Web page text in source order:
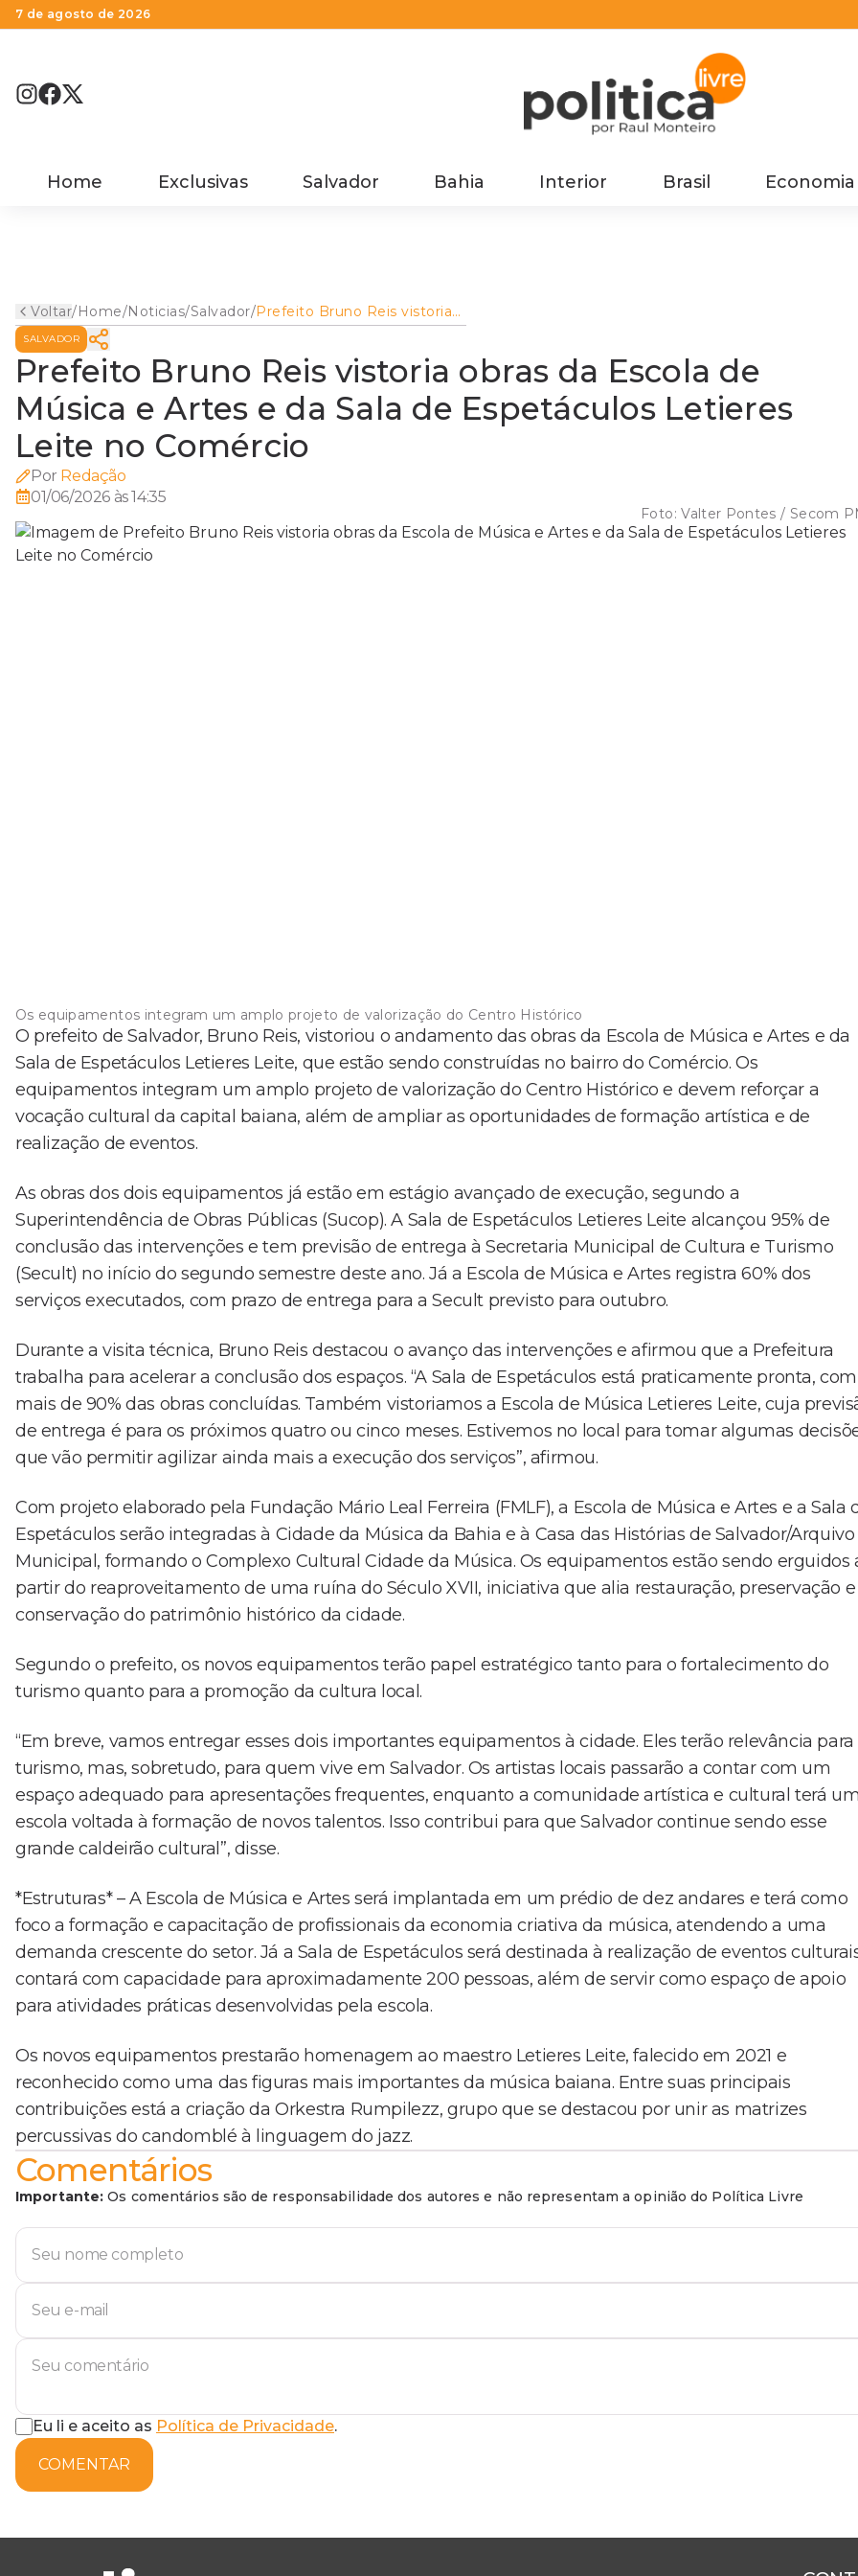
7 de agosto de 2026
Home Exclusivas Salvador Bahia Interior Brasil Economia
Voltar/Home/Noticias/Salvador/Prefeito Bruno Reis vistoria
obras da Escola de Música e
Espetáculos Letieres Leite
no Comércio
SALVADOR
Prefeito Bruno Reis vistoria obras da Escola de
Música e Artes e da Sala de Espetáculos Letieres
Leite no Comércio
Por Redação
01/06/2026 às 14:35
Foto:Valter Pontes / Secom
Os equipamentos integram um amplo projeto de valorização do Centro Histórico
O prefeito de Salvador, Bruno Reis, vistoriou o andamento das obras da Escola de Música e Artes e da
Sala de Espetáculos Letieres Leite, que estão sendo construídas no bairro do Comércio. Os
equipamentos integram um amplo projeto de valorização do Centro Histórico e devem reforçar a
vocação cultural da capital baiana, além de ampliar as oportunidades de formação artística e de
realização de eventos.
As obras dos dois equipamentos já estão em estágio avançado de execução, segundo a
Superintendência de Obras Públicas (Sucop). A Sala de Espetáculos Letieres Leite alcançou 95% de
conclusão das intervenções e tem previsão de entrega à Secretaria Municipal de Cultura e Turismo
(Secult) no início do segundo semestre deste ano. Já a Escola de Música e Artes registra 60% dos
serviços executados, com prazo de entrega para a Secult previsto para outubro.
Durante a visita técnica, Bruno Reis destacou o avanço das intervenções e afirmou que a Prefeitura
trabalha para acelerar a conclusão dos espaços. “A Sala de Espetáculos está praticamente pronta, com
mais de 90% das obras concluídas. Também vistoriamos a Escola de Música Letieres Leite, cuja
de entrega é para os próximos quatro ou cinco meses. Estivemos no local para tomar algumas
que vão permitir agilizar ainda mais a execução dos serviços”, afirmou.
Com projeto elaborado pela Fundação Mário Leal Ferreira (FMLF), a Escola de Música e Artes e a Sala
Espetáculos serão integradas à Cidade da Música da Bahia e à Casa das Histórias de Salvador/Arquivo
Municipal, formando o Complexo Cultural Cidade da Música. Os equipamentos estão sendo erguidos
partir do reaproveitamento de uma ruína do Século XVII, iniciativa que alia restauração, preservação e
conservação do patrimônio histórico da cidade.
Segundo o prefeito, os novos equipamentos terão papel estratégico tanto para o fortalecimento do
turismo quanto para a promoção da cultura local.
“Em breve, vamos entregar esses dois importantes equipamentos à cidade. Eles terão relevância para
turismo, mas, sobretudo, para quem vive em Salvador. Os artistas locais passarão a contar com um
espaço adequado para apresentações frequentes, enquanto a comunidade artística e cultural terá
escola voltada à formação de novos talentos. Isso contribui para que Salvador continue sendo esse
grande caldeirão cultural”, disse.
*Estruturas* – A Escola de Música e Artes será implantada em um prédio de dez andares e terá como
foco a formação e capacitação de profissionais da economia criativa da música, atendendo a uma
demanda crescente do setor. Já a Sala de Espetáculos será destinada à realização de eventos
contará com capacidade para aproximadamente 200 pessoas, além de servir como espaço de apoio
para atividades práticas desenvolvidas pela escola.
Os novos equipamentos prestarão homenagem ao maestro Letieres Leite, falecido em 2021 e
reconhecido como uma das figuras mais importantes da música baiana. Entre suas principais
contribuições está a criação da Orkestra Rumpilezz, grupo que se destacou por unir as matrizes
percussivas do candomblé à linguagem do jazz.
Comentários
Importante: Os comentários são de responsabilidade dos autores e não representam a opinião do Política Livre
Eu li e aceito as Política de Privacidade.
COMENTAR